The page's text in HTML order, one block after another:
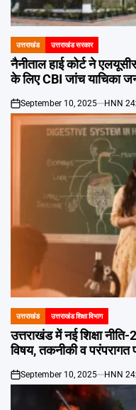
POSTED
IN
उत्तराखंड उत्तराखंड सरकार
नैनीताल हाई कोर्ट ने
के लिए CBI जांच याचिका
on
September 10, 2025 HNN
POSTED
IN
उत्तराखंड उत्तराखंड शिक्षा विभाग
उत्तराखंड में नई शिक्षा
विषय, तकनीकी व परंपरागत
on
September 10, 2025 HNN